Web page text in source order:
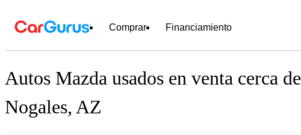
Comprar Financiamiento
Autos Mazda usados en venta cerca de
Nogales, AZ